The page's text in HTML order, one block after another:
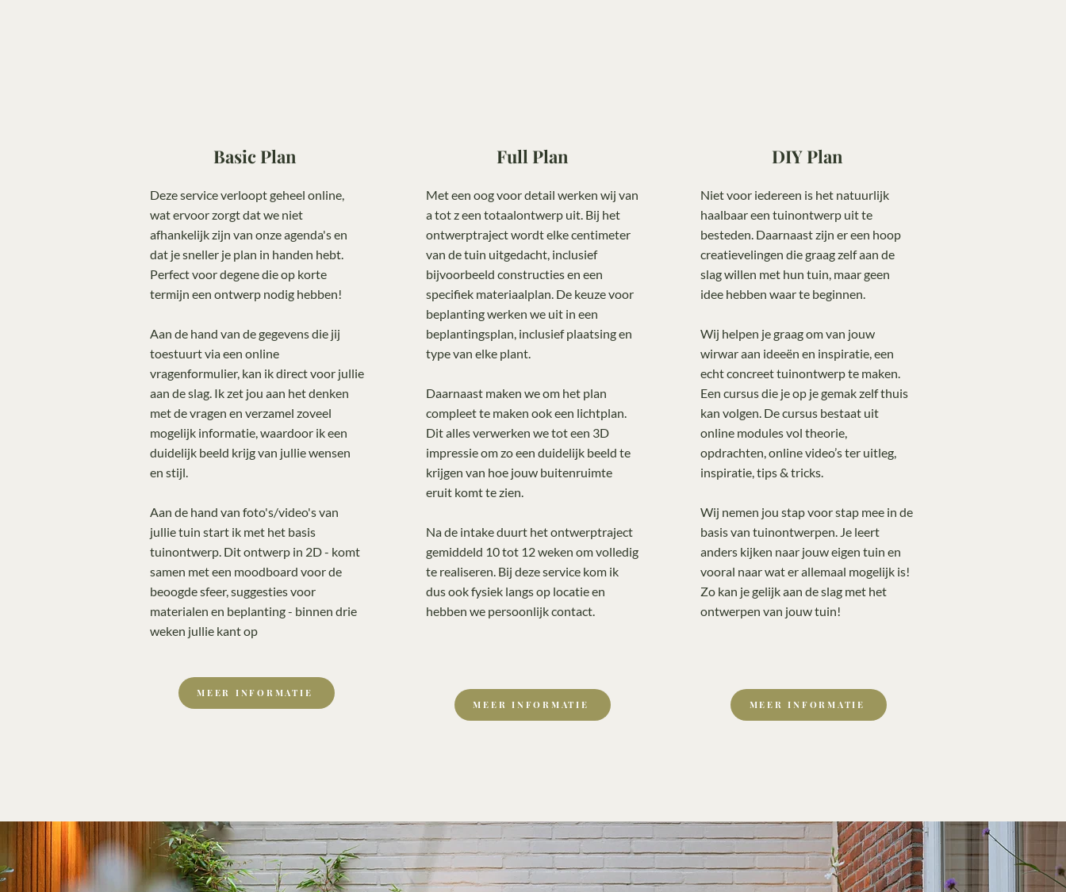
Basic Plan
Deze service verloopt geheel online,
wat ervoor zorgt dat we niet
afhankelijk zijn van onze agenda's en
dat je sneller je plan in handen hebt.
Perfect voor degene die op korte
termijn een ontwerp nodig hebben!
Aan de hand van de gegevens die jij
toestuurt via een online
vragenformulier, kan ik direct voor jullie
aan de slag. Ik zet jou aan het denken
met de vragen en verzamel zoveel
mogelijk informatie, waardoor ik een
duidelijk beeld krijg van jullie wensen
en stijl. ⁠
Aan de hand van foto's/video's van
jullie tuin start ik met het basis
tuinontwerp. Dit ontwerp in 2D - komt
samen met een moodboard voor de
beoogde sfeer, suggesties voor
materialen en beplanting - binnen drie
weken jullie kant op
MEER INFORMATIE
Full Plan
Met een oog voor detail werken wij van
a tot z een totaalontwerp uit. Bij het
ontwerptraject wordt elke centimeter
van de tuin uitgedacht, inclusief
bijvoorbeeld constructies en een
specifiek materiaalplan. De keuze voor
beplanting werken we uit in een
beplantingsplan, inclusief plaatsing en
type van elke plant.
Daarnaast maken we om het plan
compleet te maken ook een lichtplan.
Dit alles verwerken we tot een 3D
impressie om zo een duidelijk beeld te
krijgen van hoe jouw buitenruimte
eruit komt te zien.
Na de intake duurt het ontwerptraject
gemiddeld 10 tot 12 weken om volledig
te realiseren. Bij deze service kom ik
dus ook fysiek langs op locatie en
hebben we persoonlijk contact.
MEER INFORMATIE
DIY Plan
Niet voor iedereen is het natuurlijk
haalbaar een tuinontwerp uit te
besteden. Daarnaast zijn er een hoop
creatievelingen die graag zelf aan de
slag willen met hun tuin, maar geen
idee hebben waar te beginnen.
Wij helpen je graag om van jouw
wirwar aan ideeën en inspiratie, een
echt concreet tuinontwerp te maken.
Een cursus die je op je gemak zelf thuis
kan volgen. De cursus bestaat uit
online modules vol theorie,
opdrachten, online video’s ter uitleg,
inspiratie, tips & tricks.
Wij nemen jou stap voor stap mee in de
basis van tuinontwerpen. Je leert
anders kijken naar jouw eigen tuin en
vooral naar wat er allemaal mogelijk is!
Zo kan je gelijk aan de slag met het
ontwerpen van jouw tuin!
MEER INFORMATIE